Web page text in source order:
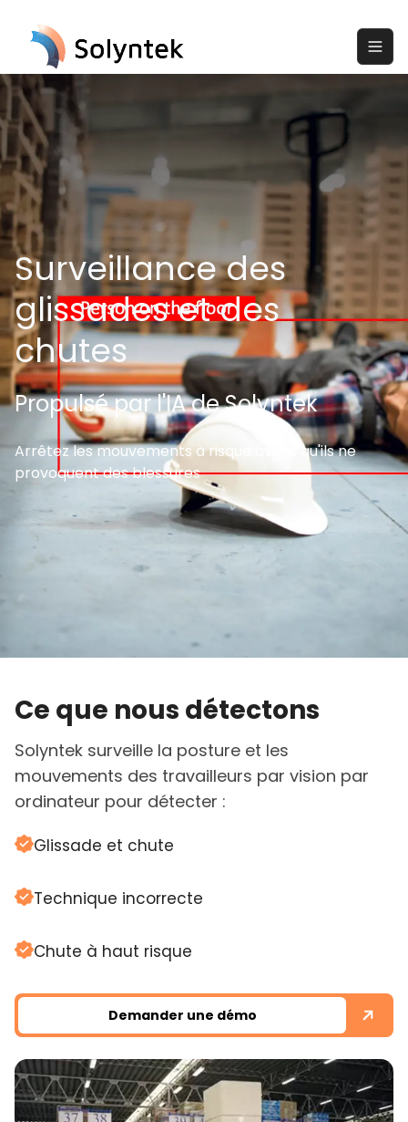
Surveillance des
glissades et des
chutes
Propulsé par l'IA de Solyntek
Arrêtez les mouvements à risque avant qu'ils ne
provoquent des blessures
Ce que nous détectons
Solyntek surveille la posture et les
mouvements des travailleurs par vision par
ordinateur pour détecter :
Glissade et chute
Technique incorrecte
Chute à haut risque
Demander une démo